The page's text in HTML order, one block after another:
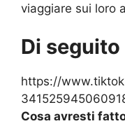
viaggiare sui loro
Di
https://
Cosa avresti